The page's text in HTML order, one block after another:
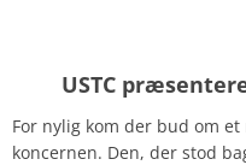
USTC
For nylig kom der bud om
koncernen. Den, der stod